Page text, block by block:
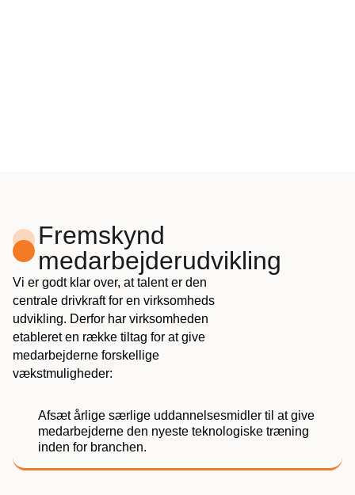
Fremskynd
medarbejderudvikling
Vi er godt klar over, at talent er den
centrale drivkraft for en virksomheds
udvikling. Derfor har virksomheden
etableret en række tiltag for at give
medarbejderne forskellige
vækstmuligheder:
Afsæt årlige særlige uddannelsesmidler til at give
medarbejderne den nyeste teknologiske træning
inden for branchen.